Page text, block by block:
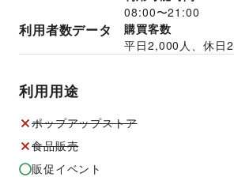
08:00〜21:00
利用者数データ
購買客数
平日2,000 人、休日
利用用途
ポップアップストア
食品販売
販促イベント